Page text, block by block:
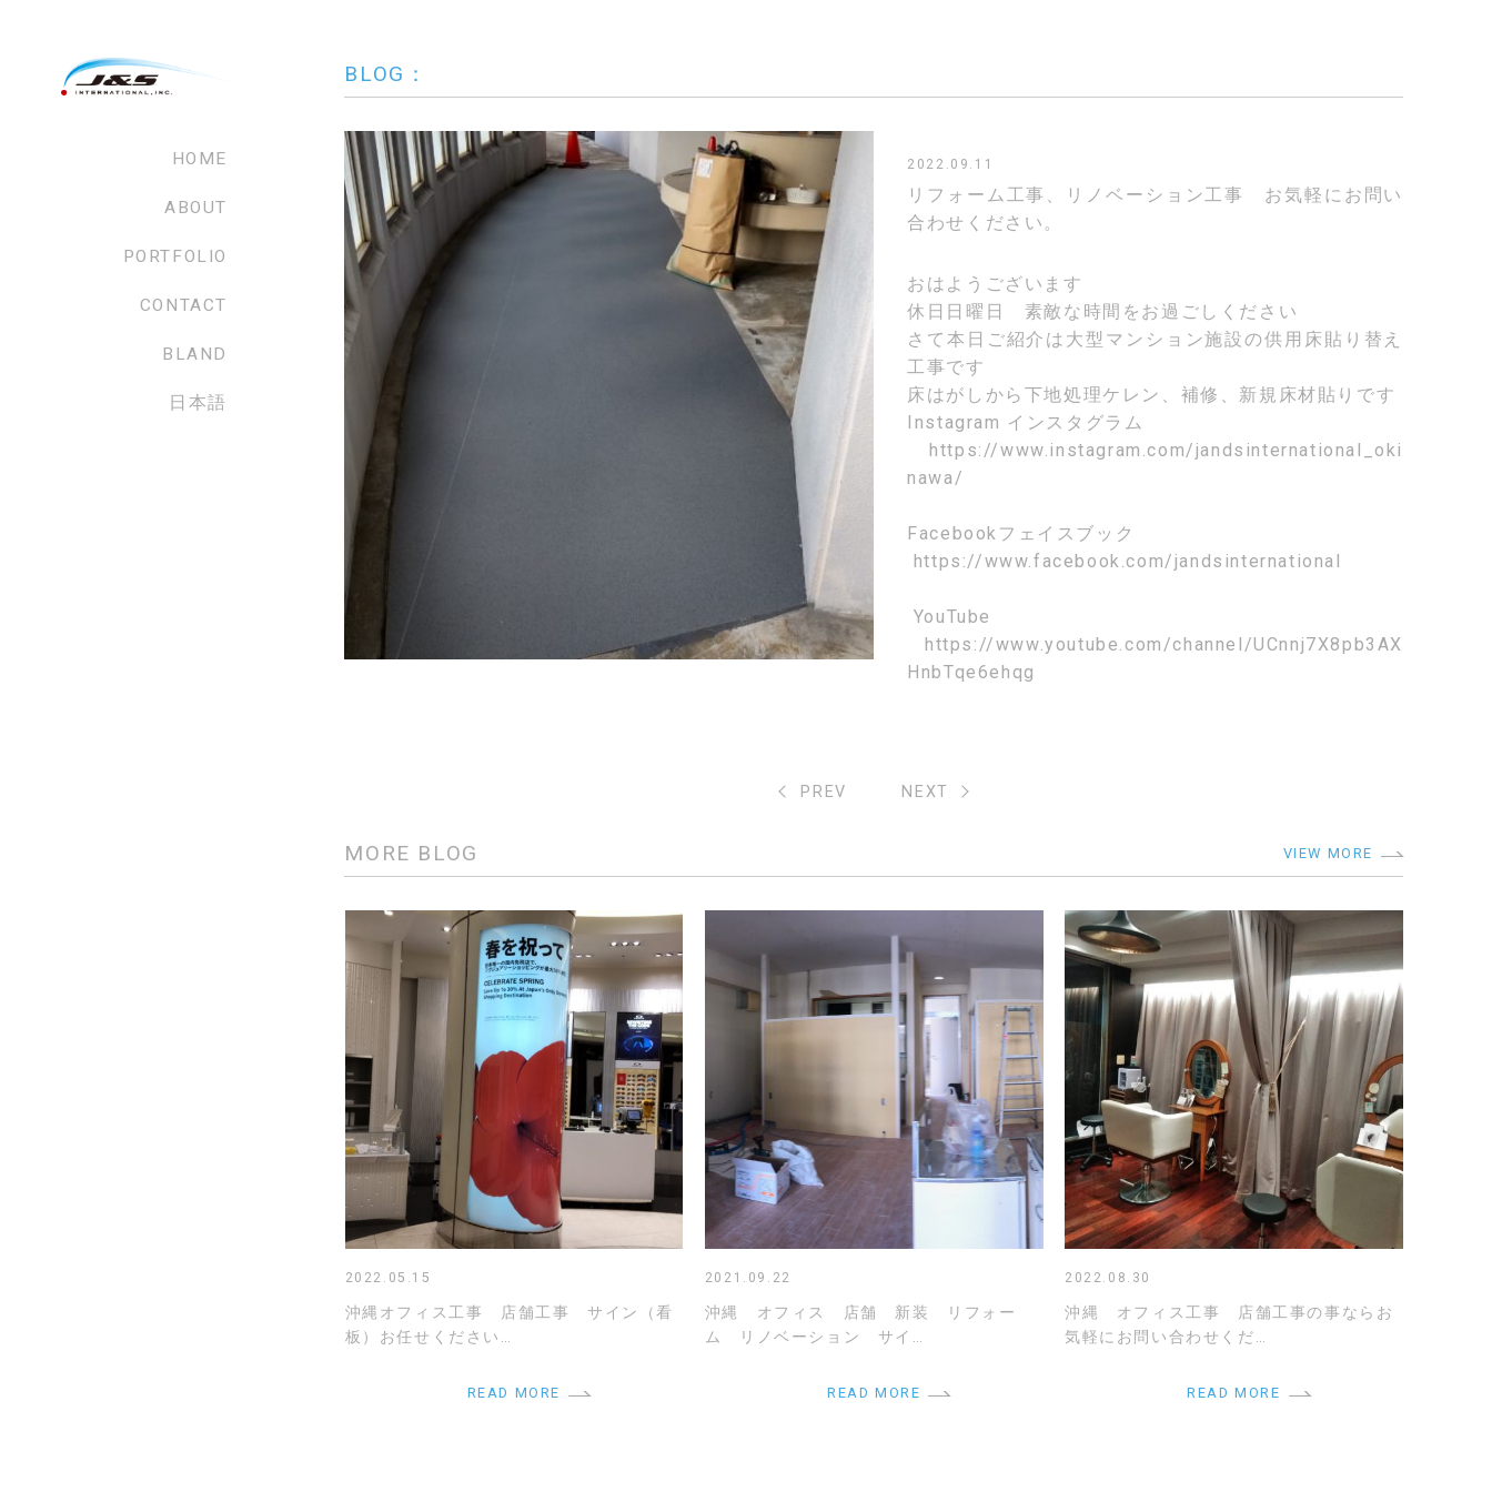
HOME
ABOUT
PORTFOLIO
CONTACT
BLAND
日本語
BLOG：
2022.09.11
リフォーム工事、リノベーション工事 お気軽にお問い
合わせください。
おはようございます
休日日曜日 素敵な時間をお過ごしください
さて本日ご紹介は大型マンション施設の供用床貼り替え
工事です
床はがしから下地処理ケレン、補修、新規床材貼りです
Instagram インスタグラム
https://www.instagram.com/jandsinternational_oki
nawa/
Facebook フェイスブック
https://www.facebook.com/jandsinternational
YouTube
https://www.youtube.com/channel/UCnnj7X8pb3AX
HnbTqe6ehqg
PREV NEXT
MORE BLOG VIEW MORE
2022.05.15
沖縄オフィス工事 店舗工事 サイン（看
板）お任せください…
READ MORE
2021.09.22
沖縄 オフィス 店舗 新装 リフォー
ム リノベーション サイ…
READ MORE
2022.08.30
沖縄 オフィス工事 店舗工事の事ならお
気軽にお問い合わせくだ…
READ MORE